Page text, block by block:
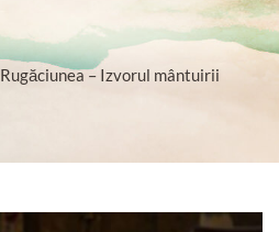
Rugăciunea – Izvorul mântuirii